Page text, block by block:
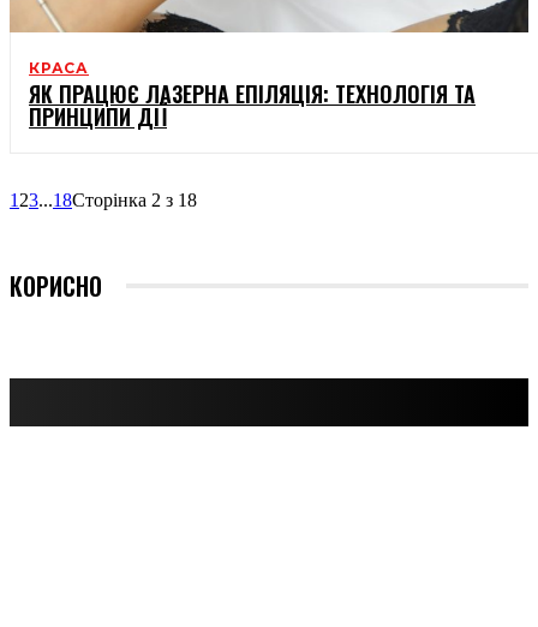
КРАСА
ЯК ПРАЦЮЄ ЛАЗЕРНА ЕПІЛЯЦІЯ: ТЕХНОЛОГІЯ ТА
ПРИНЦИПИ ДІЇ
1 23...18Сторінка 2 з 18
КОРИСНО